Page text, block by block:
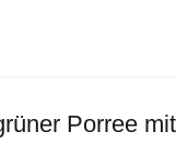
Porree